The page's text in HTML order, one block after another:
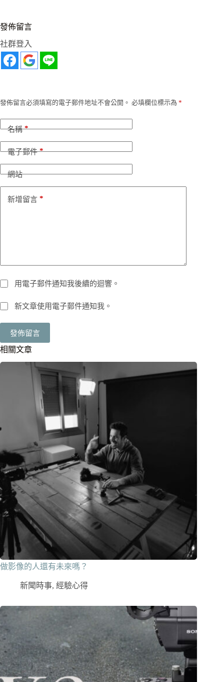
發佈留言
社群登入
發佈留言必須填寫的電子郵件地址不會公開。 必填欄位標示為 *
名稱*
電子郵件*
網站
新增留言 *
用電子郵件通知我後續的迴響。
新文章使用電子郵件通知我。
發佈留言
相關文章
做影像的人還有未來嗎？
新聞時事, 經驗心得